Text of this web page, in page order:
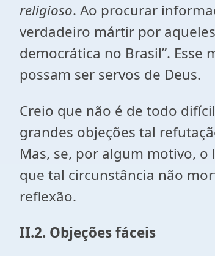
religioso. Ao procurar
verdadeiro mártir por
democrática no Brasil”.
possam ser servos de Deus.
Creio que não é de todo
grandes objeções tal
Mas, se, por algum motivo,
que tal circunstância não
reflexão.
II.2. Objeções fáceis